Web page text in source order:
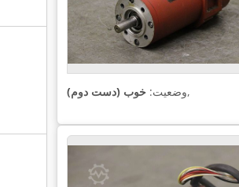
وضعیت: خوب (دست دوم) ,